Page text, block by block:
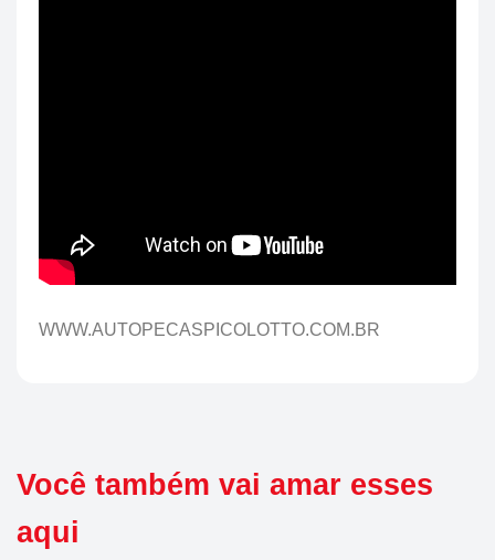
WWW.AUTOPECASPICOLOTTO.COM.BR
Você também vai amar esses
aqui